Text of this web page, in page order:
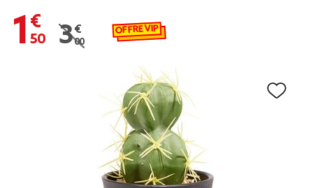
1,50 €
Prix remisé de 3,00 € à 1,50 €
3,00 € OFFRE VIP